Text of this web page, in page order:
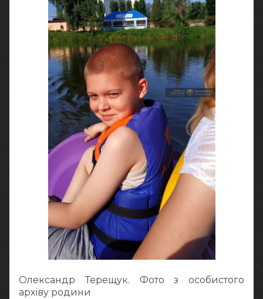
Олександр Терещук. Фото з особистого
архіву родини